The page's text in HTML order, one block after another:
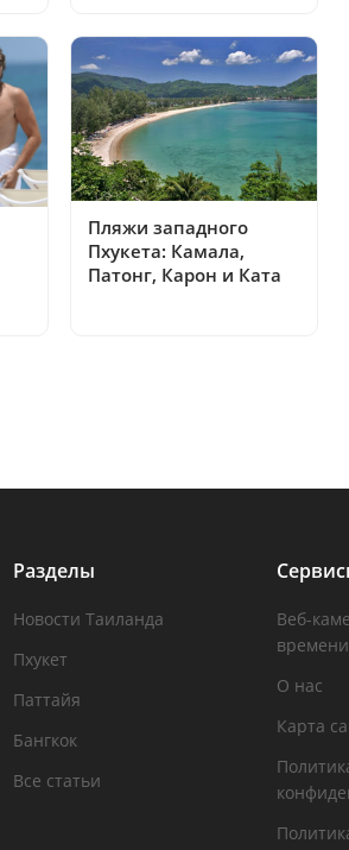
Пляжи западного
Пхукета: Камала,
Патонг, Карон и Ката
Разделы
Новости Таиланда
Пхукет
Паттайя
Бангкок
Все статьи
Веб-
времени
О нас
Карта